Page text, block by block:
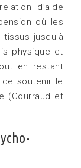
d’aide
où les
jusqu'à
physique et
en restant
soutenir le
(Courraud et